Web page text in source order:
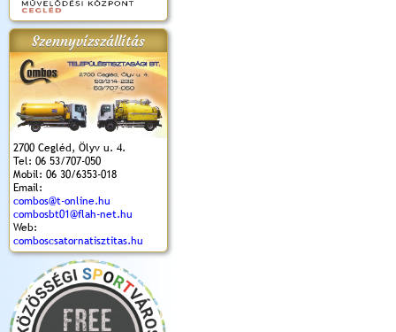
Szennyvízszállítás
2700 Cegléd, Ölyv u. 4.
Tel: 06 53/707-050
Mobil: 06 30/6353-018
Email:
combos@t-online.hu
combosbt01@flah-net.hu
Web:
comboscsatornatisztitas.hu
2018.
Kossuth Toborzó
2017.09.22-23.
és Magyarok
Kenyere Program